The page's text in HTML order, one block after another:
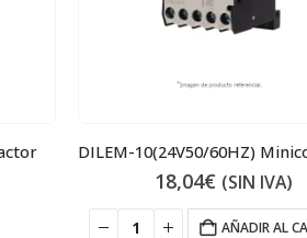
DILEM-10(24V50/60HZ)
18,04€ (SIN IVA)
AÑADIR AL